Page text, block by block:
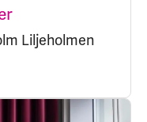
Liljeholmen